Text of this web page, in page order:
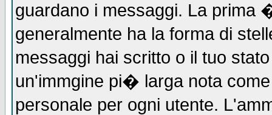
guardano i messaggi. La prima
generalmente ha la forma di
messaggi hai scritto o il tuo
un'immgine pi� larga nota
personale per ogni utente.